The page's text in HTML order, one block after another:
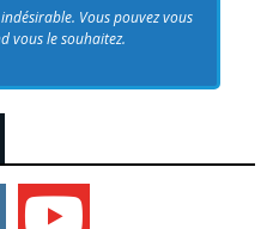
Vous pouvez vous
vous le souhaitez.